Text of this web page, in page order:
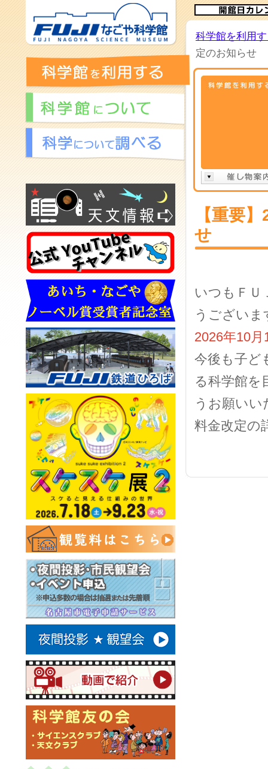
科学館を利用
定のお知らせ
【重要
せ
いつもＦＵ
うございま
2026年10
今後も子ど
る科学館を
うお願いい
料金改定の